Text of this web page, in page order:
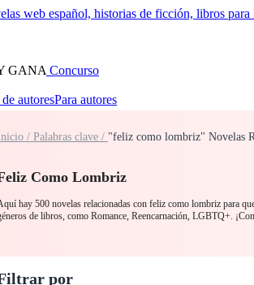
GANA Concurso
autoresPara autores
Hombre lobo MafiaSistema
/ Palabras clave / "feliz como lombriz" Novelas
Como Lombriz
hay 500 novelas relacionadas con feliz como lombriz para
de libros, como Romance, Reencarnación, LGBTQ+.
por